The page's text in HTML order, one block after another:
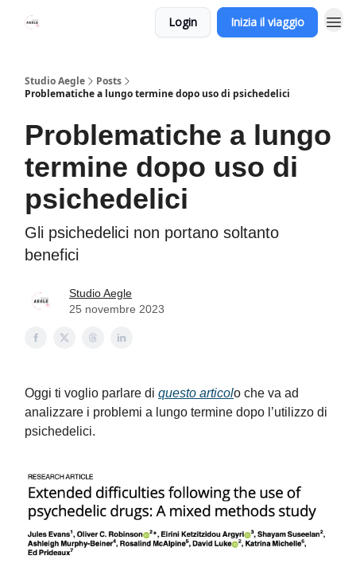
Login Inizia il viaggio
Studio Aegle
Posts
Problematiche a lungo termine dopo uso di psichedelici
Problematiche a lungo
termine dopo uso di
psichedelici
Gli psichedelici non portano soltanto
benefici
Studio Aegle
25 novembre 2023
Oggi ti voglio parlare di questo articolo che va ad
analizzare i problemi a lungo termine dopo l’utilizzo di
psichedelici.